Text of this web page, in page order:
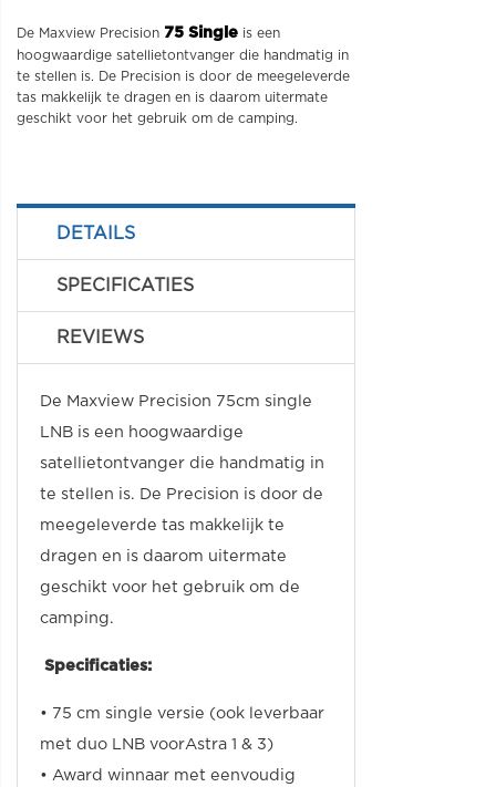
De Maxview Precision 75 Single is een
hoogwaardige satellietontvanger die handmatig in
te stellen is. De Precision is door de meegeleverde
tas makkelijk te dragen en is daarom uitermate
geschikt voor het gebruik om de camping.
DETAILS
SPECIFICATIES
REVIEWS
De Maxview Precision 75cm single
LNB is een hoogwaardige
satellietontvanger die handmatig in
te stellen is. De Precision is door de
meegeleverde tas makkelijk te
dragen en is daarom uitermate
geschikt voor het gebruik om de
camping.
Specificaties:
• 75 cm single versie (ook leverbaar
met duo LNB voorAstra 1 & 3)
• Award winnaar met eenvoudig